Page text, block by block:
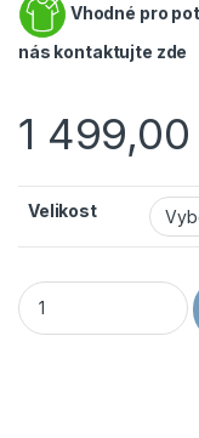
Vhodné pro
nás kontaktujte zde
1 499,00
Velikost
PORTWEST